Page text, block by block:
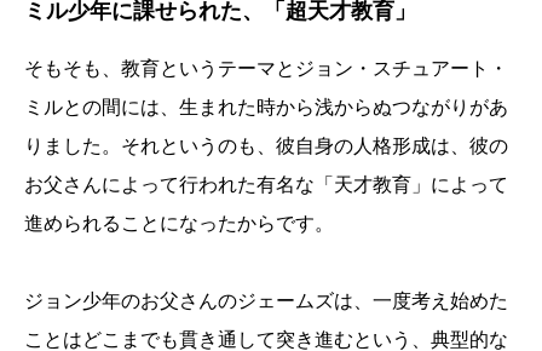
ミル少年に課せられた、「超天才教育」
そもそも、教育というテーマとジョン・スチュアート・
ミルとの間には、生まれた時から浅からぬつながりがあ
りました。それというのも、彼自身の人格形成は、彼の
お父さんによって行われた有名な「天才教育」によって
進められることになったからです。
ジョン少年のお父さんのジェームズは、一度考え始めた
ことはどこまでも貫き通して突き進むという、典型的な